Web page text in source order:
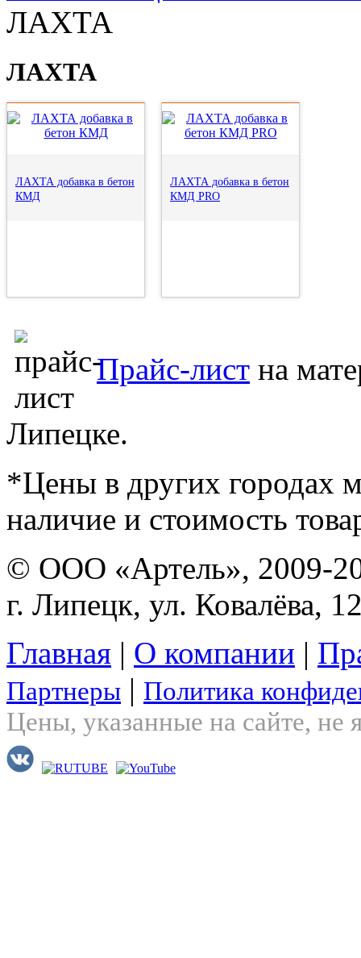
ЛАХТА
ЛАХТА
ЛАХТА добавка в бетон
КМД
ЛАХТА добавка в бетон
КМД PRO
Прайс-лист на
Липецке.
*Цены в других городах
наличие и стоимость
© ООО «Артель», 2009-
г. Липецк, ул. Ковалёва,
Главная | О компании |
Партнеры | Политика
Цены, указанные на сайте, не